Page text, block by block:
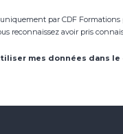
par CDF
reconnaissez avoir pris
mes données dans